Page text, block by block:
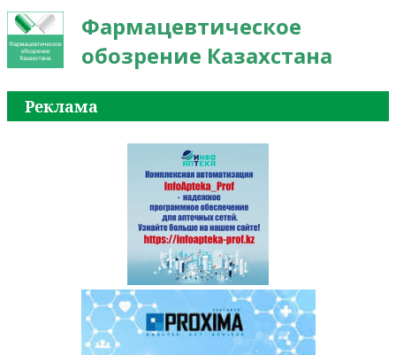
Фармацевтическое
обозрение Казахстана
Реклама